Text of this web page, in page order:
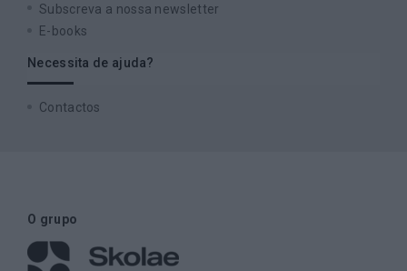
Subscreva a nossa newsletter
E-books
Necessita de ajuda?
Contactos
O grupo